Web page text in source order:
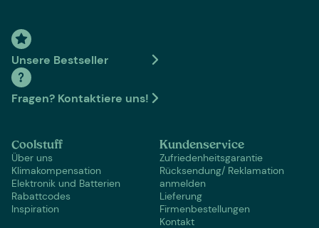
Unsere Bestseller
Fragen? Kontaktiere uns!
Coolstuff
Über uns
Klimakompensation
Elektronik und Batterien
Rabattcodes
Inspiration
Kundenservice
Zufriedenheitsgarantie
Rücksendung/ Reklamation
anmelden
Lieferung
Firmenbestellungen
Kontakt